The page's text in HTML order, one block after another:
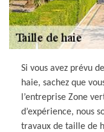
Si vous avez prévu
haie, sachez que
l’entreprise Zone
d’expérience, nous
travaux de taille de